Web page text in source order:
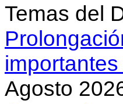
Temas del
Agosto